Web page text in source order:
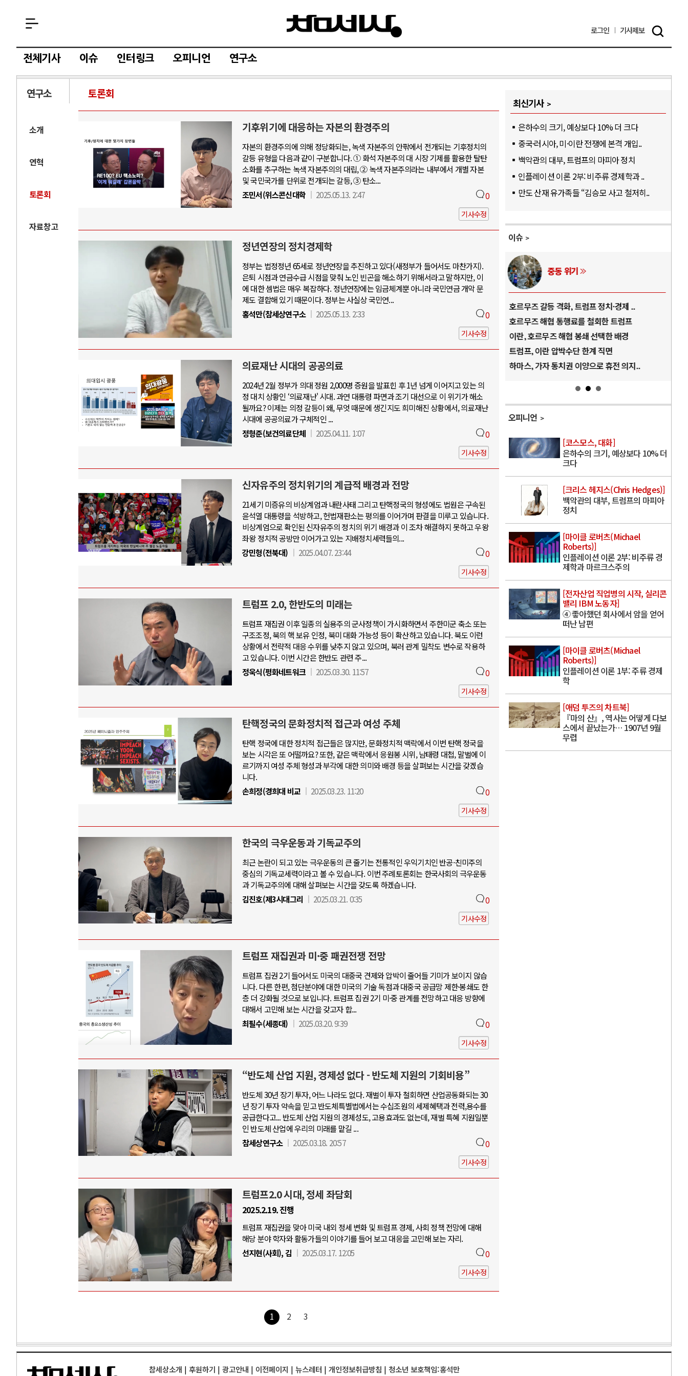
로그인 기사제보
전체기사 이슈 인터링크 오피니언 연구소
연구소 토론회
소개
연혁
토론회
자료창고
기후위기에 대응하는 자본의 환경주의
자본의 환경주의에 의해 정당화되는, 녹색 자본주의 안팎에서 전개되는 기후정치의
갈등 유형을 다음과 같이 구분합니다. ① 화석 자본주의 대 시장 기제를 활용한 탈탄
소화를 추구하는 녹색 자본주의의 대립, ② 녹색 자본주의라는 내부에서 개별 자본
및 국민국가를 단위로 전개되는 갈등, ③ 탄소...
조민서(위스콘신대학
2025.05.13. 2:47 0
기사수정
정년연장의 정치경제학
정부는 법정정년 65세로 정년연장을 추진하고 있다(새정부가 들어서도 마찬가지).
은퇴 시점과 연금수급 시점을 맞춰 노인 빈곤을 해소하기 위해서라고 말하지만, 이
에 대한 셈법은 매우 복잡하다. 정년연장에는 임금체계뿐 아니라 국민연금 개악 문
제도 결합해 있기 때문이다. 정부는 사실상 국민연...
홍석만(참세상연구소
2025.05.13. 2:33 0
기사수정
의료재난 시대의 공공의료
2024년 2월 정부가 의대 정원 2,000명 증원을 발표힌 후 1년 넘게 이어지고 있는 의
정 대치 상황인 ‘의료재난' 시대. 과연 대통령 파면과 조기 대선으로 이 위기가 해소
될까요? 이제는 의정 갈등이 왜, 무엇 때문에 생긴지도 희미해진 상황에서, 의료재난
시대에 공공의료가 구체적인 ...
정형준(보건의료단체
2025.04.11. 1:07 0
기사수정
신자유주의 정치위기의 계급적 배경과 전망
21세기 미증유의 비상계엄과 내란사태 그리고 탄핵정국의 형성에도 법원은 구속된
윤석열 대통령을 석방하고, 헌법재판소는 평의를 이어가며 판결을 미루고 있습니다.
비상계엄으로 확인된 신자유주의 정치의 위기 배경과 이 조차 해결하지 못하고 우왕
좌왕 정치적 공방만 이어가고 있는 지배정치세력들의...
강민형(전북대)
2025.04.07. 23:44 0
기사수정
트럼프 2.0, 한반도의 미래는
트럼프 재집권 이후 일종의 실용주의 군사정책이 가시화하면서 주한미군 축소 또는
구조조정, 북의 핵 보유 인정, 북미 대화 가능성 등이 확산하고 있습니다. 북도 이런
상황에서 전략적 대응 수위를 낮추지 않고 있으며, 북러 관계 밀착도 변수로 작용하
고 있습니다. 이번 시간은 한반도 관련 주...
정욱식(평화네트워크
2025.03.30. 11:57 0
기사수정
탄핵정국의 문화정치적 접근과 여성 주체
탄핵 정국에 대한 정치적 접근들은 많지만, 문화정치적 맥락에서 이번 탄핵 정국을
보는 시각은 또 어떨까요? 또한, 같은 맥락에서 응원봉 시위, 남태령 대첩, 말벌에 이
르기까지 여성 주체 형성과 부각에 대한 의미와 배경 등을 살펴보는 시간을 갖겠습
니다.
손희정(경희대 비교
2025.03.23. 11:20 0
기사수정
한국의 극우운동과 기독교주의
최근 논란이 되고 있는 극우운동의 큰 줄기는 전통적인 우익기치인 반공-친미주의
중심의 기독교세력이라고 볼 수 있습니다. 이번 주례토론회는 한국사회의 극우운동
과 기독교주의에 대해 살펴보는 시간을 갖도록 하겠습니다.
김진호(제3시대그리
2025.03.21. 0:35 0
기사수정
트럼프 재집권과 미·중 패권전쟁 전망
트럼프 집권 2기 들어서도 미국의 대중국 견제와 압박이 줄어들 기미가 보이지 않습
니다. 다른 한편, 첨단분야에 대한 미국의 기술 독점과 대중국 공급망 제한·봉쇄도 한
층 더 강화될 것으로 보입니다. 트럼프 집권 2기 미·중 관계를 전망하고 대응 방향에
대해서 고민해 보는 시간을 갖고자 합...
최필수(세종대)
2025.03.20. 9:39 0
기사수정
“반도체 산업 지원, 경제성 없다 - 반도체 지원의 기회비용”
반도체 30년 장기 투자, 어느 나라도 없다. 재벌이 투자 철회하면 산업공동화되는 30
년 장기 투자 약속을 믿고 반도체특별법에서는 수십조원의 세제혜택과 전력,용수를
공급한다고... 반도체 산업 지원의 경제성도, 고용효과도 없는데, 재벌 특혜 지원일뿐
인 반도체 산업에 우리의 미래를 맡길 ...
참세상연구소
2025.03.18. 20:57 0
기사수정
트럼프2.0 시대, 정세 좌담회
2025.2.19. 진행
트럼프 재집권을 맞아 미국 내외 정세 변화 및 트럼프 경제, 사회 정책 전망에 대해
해당 분야 학자와 활동가들의 이야기를 들어 보고 대응을 고민해 보는 자리.
선지현(사회), 김
2025.03.17. 12:05 0
기사수정
1 2 3
최신기사
은하수의 크기, 예상보다 10% 더 크다
중국·러시아, 미·이란 전쟁에 본격 개입..
백악관의 대부, 트럼프의 마피아 정치
인플레이션 이론 2부: 비주류 경제학과 ..
만도 산재 유가족들 “김승모 사고 철저히..
이슈
AI와 인간
중국 AI, 저가 공세로 글로벌 토큰 시..
AI 국부펀드 구상 놓고 미국 진보진영 ..
AI 데이터센터 반대 투쟁은 새로운 글로..
AI의 숨은 환경 비용: 데이터센터 확산..
AI는 어떻게 미국 민주주의를 잠식하고 ..
러시아-우크라이나 전쟁
전쟁의 추상화: 우크라이나, 대리전의 역..
EU·우크라이나 드론 협력 직후, 러시아..
나토, 우크라 군사지원 2027년까지 공..
우크라이나, 덴마크, 에스토니아, 네덜란..
중동 위기
호르무즈 갈등 격화, 트럼프 정치·경제 ..
호르무즈 해협 통행료를 철회한 트럼프
이란, 호르무즈 해협 봉쇄 선택한 배경
트럼프, 이란 압박수단 한계 직면
하마스, 가자 통치권 이양으로 휴전 의지..
오피니언
[코스모스, 대화]
은하수의 크기, 예상보다 10% 더
크다
[크리스 헤지스(Chris Hedges)]
백악관의 대부, 트럼프의 마피아
정치
[마이클 로버츠(Michael
Roberts)]
인플레이션 이론 2부: 비주류 경
제학과 마르크스주의
[전자산업 직업병의 시작, 실리콘
밸리 IBM 노동자]
④ 좋아했던 회사에서 암을 얻어
떠난 남편
[마이클 로버츠(Michael
Roberts)]
인플레이션 이론 1부: 주류 경제
학
[애덤 투즈의 차트북]
『마의 산』, 역사는 어떻게 다보
스에서 끝났는가… 1907년 9월
무렵
참세상소개 | 후원하기 | 광고안내 | 이전페이지 | 뉴스레터 | 개인정보취급방침 | 청소년 보호책임:홍석만